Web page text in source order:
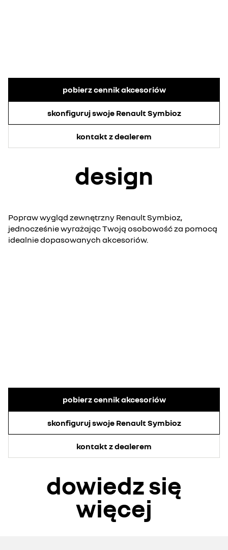
pobierz cennik akcesoriów
skonfiguruj swoje Renault Symbioz
kontakt z dealerem
design
Popraw wygląd zewnętrzny Renault Symbioz,
jednocześnie wyrażając Twoją osobowość za pomocą
idealnie dopasowanych akcesoriów.
pobierz cennik akcesoriów
skonfiguruj swoje Renault Symbioz
kontakt z dealerem
dowiedz się
więcej